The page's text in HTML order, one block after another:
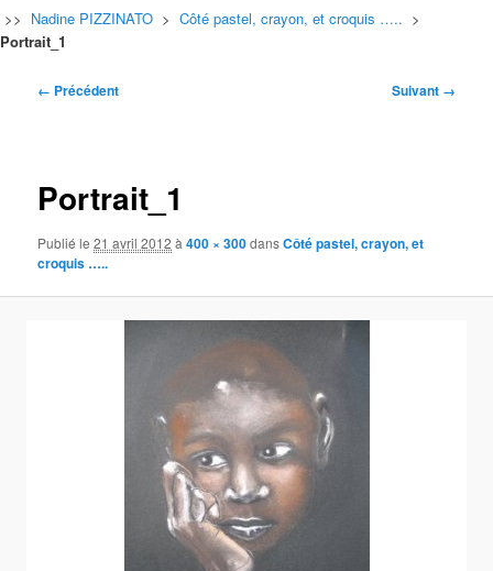
contenu
principal
contenu
secondaire
>> Nadine PIZZINATO > Côté pastel, crayon, et croquis ….. >
Portrait_1
Navigation
← Précédent Suivant →
Portrait_1
Publié le21 avril 2012 à400 × 300dansCôté pastel, crayon, et
croquis …..